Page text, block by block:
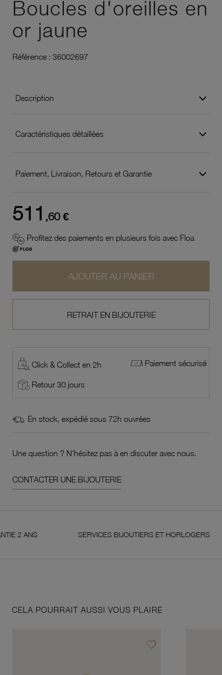
Boucles d'oreilles en
or jaune
Référence : 36002697
Description
Caractéristiques détaillées
Paiement, Livraison, Retours et Garantie
511 ,60 €
Profitez des paiements en plusieurs fois avec Floa
AJOUTER AU PANIER
RETRAIT EN BIJOUTERIE
Click & Collect en 2h Paiement sécurisé
Retour 30 jours
En stock, expédié sous 72h ouvrées
Une question ? N'hésitez pas à en discuter avec nous.
CONTACTER UNE BIJOUTERIE
SERVICES BIJOUTIERS ET HORLOGERS
CELA POURRAIT AUSSI VOUS PLAIRE
favorite_borderAjouter à vos favoris